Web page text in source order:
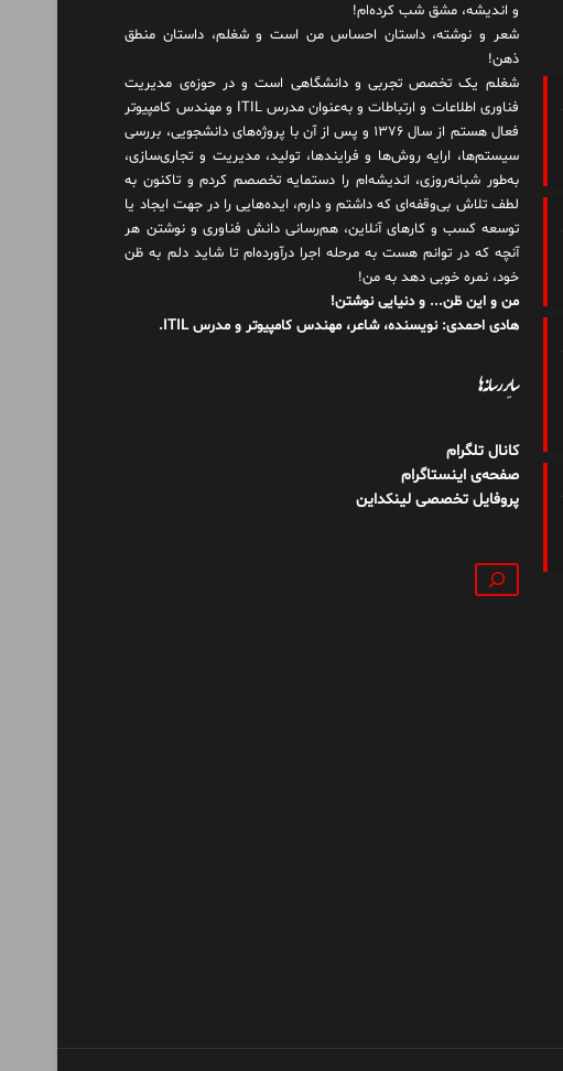
و اندیشه، مشق شب کرده‌ام!
شعر و نوشته، داستان احساس من است و شغلم، داستان منطق
ذهن!
شغلم یک تخصص تجربی و دانشگاهی است و در حوزه‌ی مدیریت
فناوری اطلاعات و ارتباطات و به‌عنوان مدرس ITIL و مهندس کامپیوتر
فعال هستم از سال ۱۳۷۶ و پس از آن با پروژه‌های دانشجویی، بررسی
سیستم‌ها، ارایه روش‌ها و فرایندها، تولید، مدیریت و تجاری‌سازی،
به‌طور شبانه‌روزی، اندیشه‌ام را دستمایه تخصصم کردم و تاکنون به
لطف تلاش بی‌وقفه‌ای که داشتم و دارم، اید‌ه‌هایی را در جهت ایجاد یا
توسعه کسب و کارهای آنلاین، هم‌رسانی دانش فناوری و نوشتن هر
آنچه که در توانم هست به مرحله اجرا درآورده‌ام تا شاید دلم به ظن
خود، نمره خوبی دهد به من!
من و این ظن... و دنیایی نوشتن!
هادی احمدی: نویسنده، شاعر، مهندس کامپیوتر و مدرس ITIL.
سایر رسانه‌ها
کانال تلگرام
صفحه‌ی اینستاگرام
پروفایل تخصصی لینکداین
جستجو